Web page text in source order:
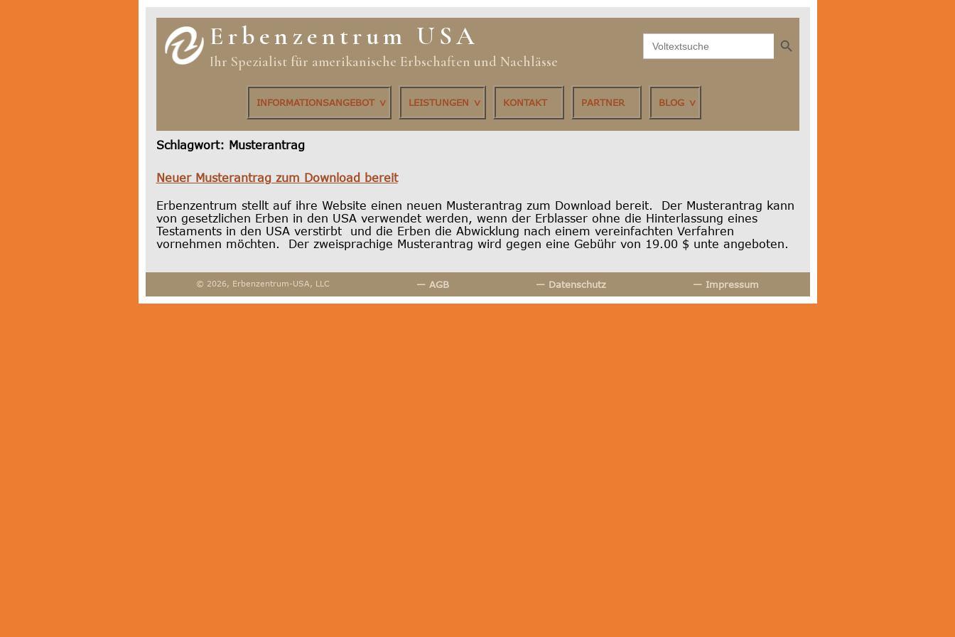
Erbenzentrum USA
Ihr Spezialist für amerikanische Erbschaften und Nachlässe
Search
for:
Search Button
INFORMATIONSANGEBOT LEISTUNGEN KONTAKT PARTNER BLOG
Schlagwort: Musterantrag
Neuer Musterantrag zum Download bereit
Erbenzentrum stellt auf ihre Website einen neuen Musterantrag zum Download bereit. Der Musterantrag kann
von gesetzlichen Erben in den USA verwendet werden, wenn der Erblasser ohne die Hinterlassung eines
Testaments in den USA verstirbt und die Erben die Abwicklung nach einem vereinfachten Verfahren
vornehmen möchten. Der zweisprachige Musterantrag wird gegen eine Gebühr von 19.00 $ unte angeboten.
© 2026, Erbenzentrum-USA, LLC — AGB — Datenschutz — Impressum